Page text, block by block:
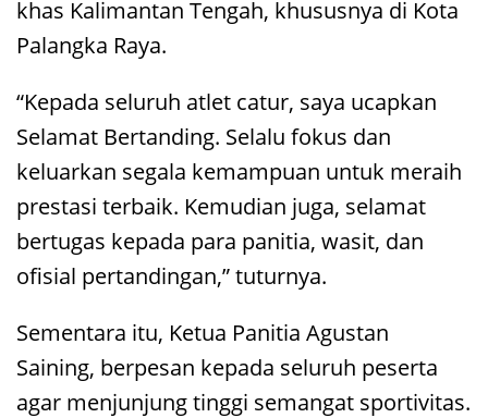
khas Kalimantan Tengah, khususnya di Kota
Palangka Raya.
“Kepada seluruh atlet catur, saya ucapkan
Selamat Bertanding. Selalu fokus dan
keluarkan segala kemampuan untuk meraih
prestasi terbaik. Kemudian juga, selamat
bertugas kepada para panitia, wasit, dan
ofisial pertandingan,” tuturnya.
Sementara itu, Ketua Panitia Agustan
Saining, berpesan kepada seluruh peserta
agar menjunjung tinggi semangat sportivitas.